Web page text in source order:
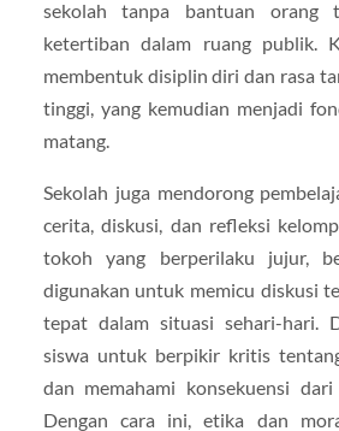
sekolah tanpa bantuan orang
ketertiban dalam ruang publik.
membentuk disiplin diri dan rasa
tinggi, yang kemudian menjadi
matang.
Sekolah juga mendorong
cerita, diskusi, dan refleksi
tokoh yang berperilaku jujur,
digunakan untuk memicu diskusi
tepat dalam situasi sehari-hari.
siswa untuk berpikir kritis
dan memahami konsekuensi dari
Dengan cara ini, etika dan